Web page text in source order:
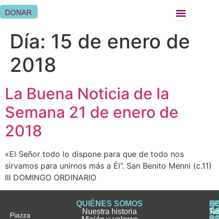
DONAR
Día: 15 de enero de
2018
La Buena Noticia de la
Semana 21 de enero de
2018
«El Señor todo lo dispone para que de todo nos
sirvamos para unirnos más a Él”. San Benito Menni (c.11)
III DOMINGO ORDINARIO
Piazza
QUIÉNES SOMOS
Nuestra historia